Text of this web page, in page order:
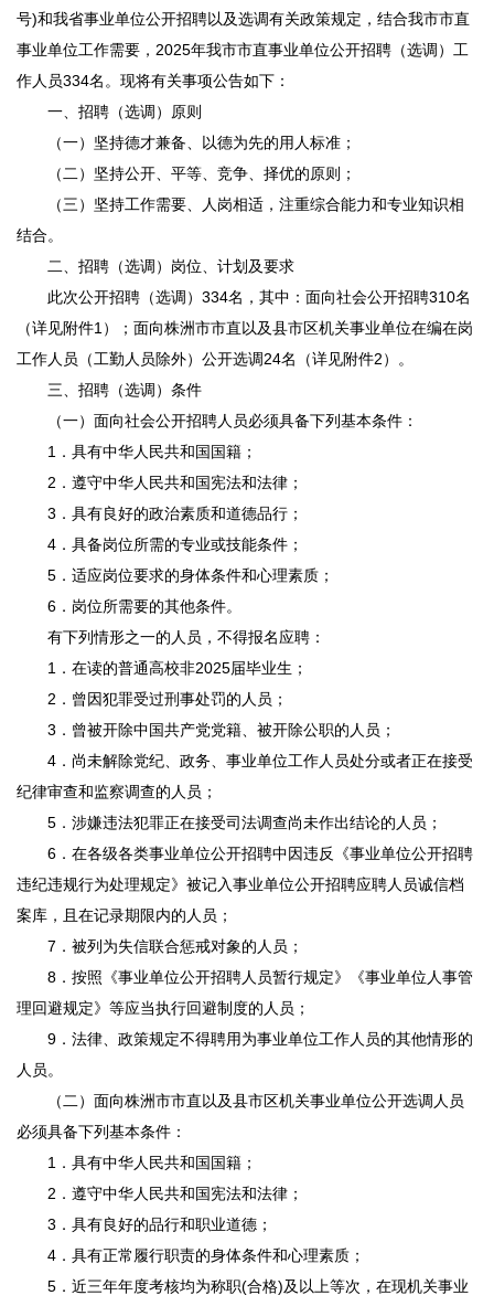
号)和我省事业单位公开招聘以及选调有关政策规定，结合我市市直
事业单位工作需要，2025年我市市直事业单位公开招聘（选调）工
作人员334名。现将有关事项公告如下：
一、招聘（选调）原则
（一）坚持德才兼备、以德为先的用人标准；
（二）坚持公开、平等、竞争、择优的原则；
（三）坚持工作需要、人岗相适，注重综合能力和专业知识相
结合。
二、招聘（选调）岗位、计划及要求
此次公开招聘（选调）334名，其中：面向社会公开招聘310名
（详见附件1）；面向株洲市市直以及县市区机关事业单位在编在岗
工作人员（工勤人员除外）公开选调24名（详见附件2）。
三、招聘（选调）条件
（一）面向社会公开招聘人员必须具备下列基本条件：
1．具有中华人民共和国国籍；
2．遵守中华人民共和国宪法和法律；
3．具有良好的政治素质和道德品行；
4．具备岗位所需的专业或技能条件；
5．适应岗位要求的身体条件和心理素质；
6．岗位所需要的其他条件。
有下列情形之一的人员，不得报名应聘：
1．在读的普通高校非2025届毕业生；
2．曾因犯罪受过刑事处罚的人员；
3．曾被开除中国共产党党籍、被开除公职的人员；
4．尚未解除党纪、政务、事业单位工作人员处分或者正在接受
纪律审查和监察调查的人员；
5．涉嫌违法犯罪正在接受司法调查尚未作出结论的人员；
6．在各级各类事业单位公开招聘中因违反《事业单位公开招聘
违纪违规行为处理规定》被记入事业单位公开招聘应聘人员诚信档
案库，且在记录期限内的人员；
7．被列为失信联合惩戒对象的人员；
8．按照《事业单位公开招聘人员暂行规定》《事业单位人事管
理回避规定》等应当执行回避制度的人员；
9．法律、政策规定不得聘用为事业单位工作人员的其他情形的
人员。
（二）面向株洲市市直以及县市区机关事业单位公开选调人员
必须具备下列基本条件：
1．具有中华人民共和国国籍；
2．遵守中华人民共和国宪法和法律；
3．具有良好的品行和职业道德；
4．具有正常履行职责的身体条件和心理素质；
5．近三年年度考核均为称职(合格)及以上等次，在现机关事业